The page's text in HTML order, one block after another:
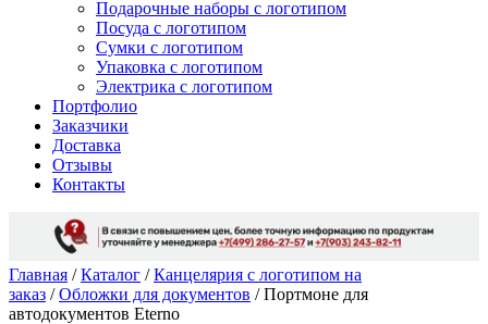
Подарочные наборы с логотипом
Посуда с логотипом
Сумки с логотипом
Упаковка с логотипом
Электрика с логотипом
Портфолио
Заказчики
Доставка
Отзывы
Контакты
Главная /Каталог /Канцелярия с логотипом на
заказ /Обложки для документов / Портмоне для
автодокументов Eterno